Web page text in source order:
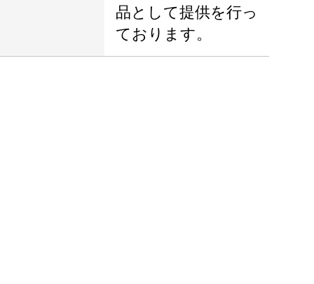
品として提供を行っ
ております。